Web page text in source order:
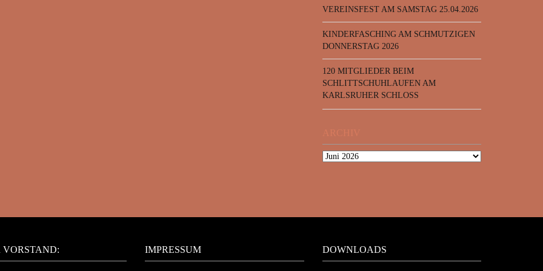
VEREINSFEST AM SAMSTAG 25.04.2026
KINDERFASCHING AM SCHMUTZIGEN
DONNERSTAG 2026
120 MITGLIEDER BEIM
SCHLITTSCHUHLAUFEN AM
KARLSRUHER SCHLOSS
ARCHIV
VORSTAND: IMPRESSUM DOWNLOADS